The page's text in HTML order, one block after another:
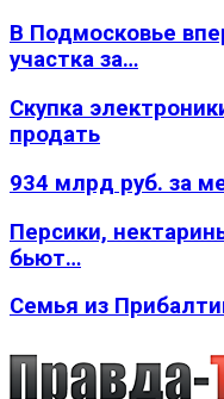
В Подмосковье
участка за…
Скупка
продать
934 млрд руб. за
Персики,
бьют…
Семья из